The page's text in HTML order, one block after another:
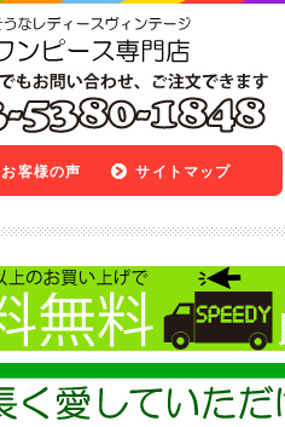
お客様の声 サイトマップ